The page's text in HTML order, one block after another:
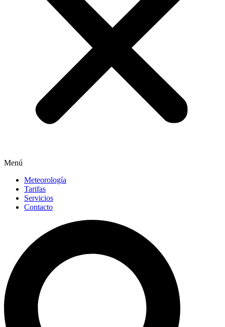
Menú
Meteorología
Tarifas
Servicios
Contacto